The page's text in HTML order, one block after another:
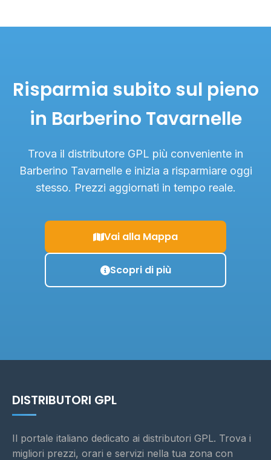
Risparmia subito sul pieno
in Barberino Tavarnelle
Trova il distributore GPL più conveniente in
Barberino Tavarnelle e inizia a risparmiare oggi
stesso. Prezzi aggiornati in tempo reale.
Vai alla Mappa
Scopri di più
DISTRIBUTORI GPL
Il portale italiano dedicato ai distributori GPL. Trova i
migliori prezzi, orari e servizi nella tua zona con